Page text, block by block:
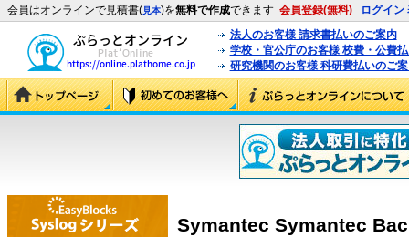
会員はオンラインで見積書(見本)を無料で作成できます 会員登録(無料) ログイン
法人のお客様 請求書払いのご案内
学校・官公庁のお客様 校費・公費
研究機関のお客様 科研費払いのご
Symantec Symantec